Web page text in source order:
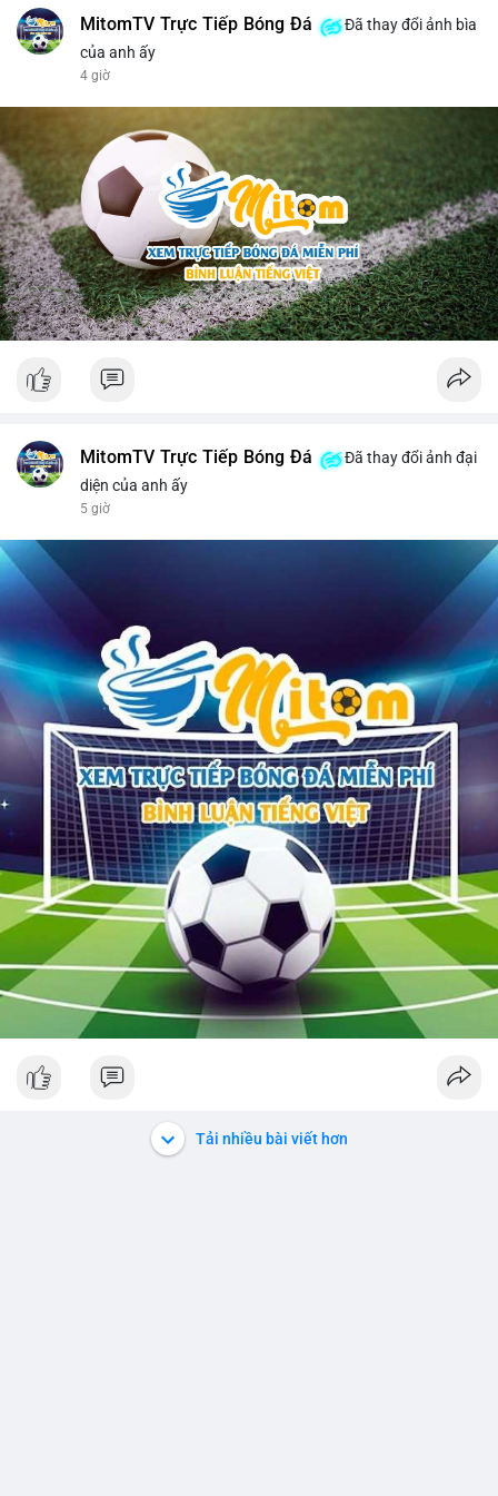
MitomTV Trực Tiếp Bóng Đá
Đã thay đổi ảnh bìa
của anh ấy
4 giờ
MitomTV Trực Tiếp Bóng Đá
Đã thay đổi ảnh đại
diện của anh ấy
5 giờ
Tải nhiều bài viết hơn